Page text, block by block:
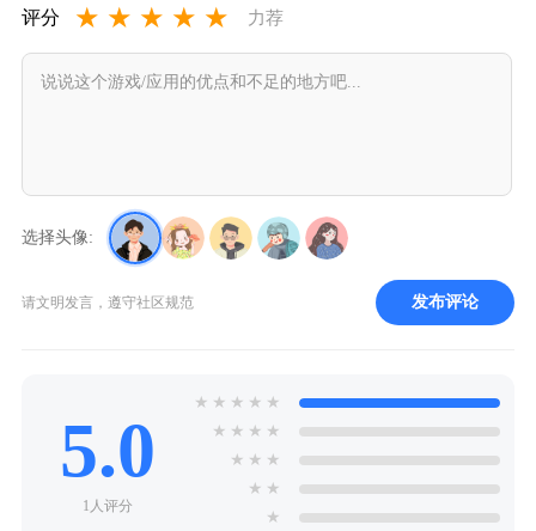
评分 ★ ★ ★ ★ ★ 力荐
选择头像:
请文明发言，遵守社区规范 发布评论
5.0
1人评分
★ ★ ★ ★ ★
★ ★ ★ ★
★ ★ ★
★ ★
★